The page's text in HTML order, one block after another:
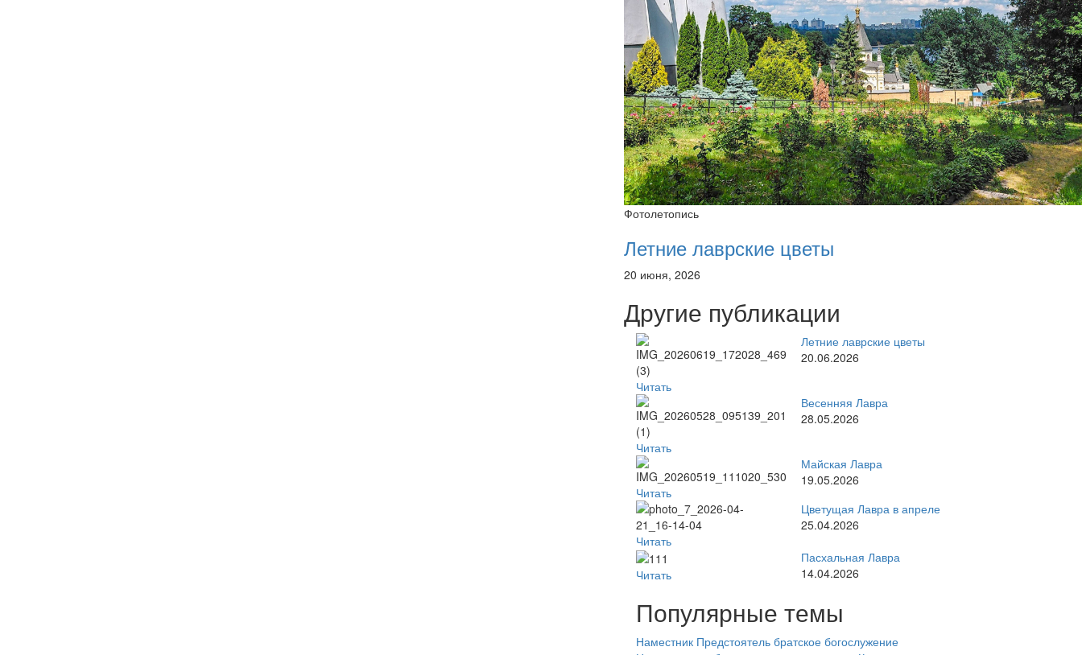
Фотолетопись
Летние лаврские цветы
20 июня, 2026
Другие публикации
Читать
Летние лаврские цветы
20.06.2026
Читать
Весенняя Лавра
28.05.2026
Читать
Майская Лавра
19.05.2026
Читать
Цветущая Лавра в апреле
25.04.2026
Читать
Пасхальная Лавра
14.04.2026
Популярные темы
Наместник Предстоятель братское богослужение